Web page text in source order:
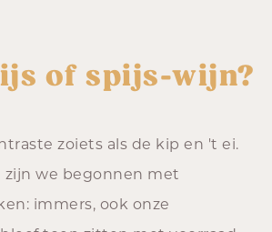
of spijs-wijn?
zoiets als de kip en 't ei.
zijn we begonnen met
immers, ook onze